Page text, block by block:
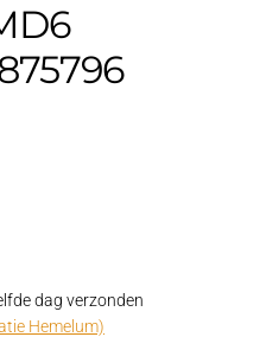
dag verzonden
Hemelum)